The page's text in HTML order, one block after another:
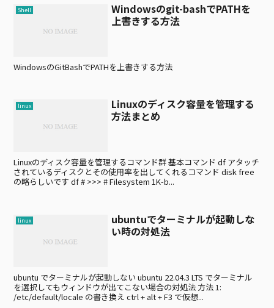
Shell
Windowsのgit-bashでPATHを
上書きする方法
WindowsのGitBashでPATHを上書きする方法
linux
Linuxのディスク容量を管理する
方法まとめ
Linuxのディスク容量を管理するコマンド群 基本コマンド df アタッチ
されているディスクとその使用率を出してくれるコマンド disk free
の略らしいです df # >>> # Filesystem 1K-b...
linux
ubuntuでターミナルが起動しな
い時の対処法
ubuntu でターミナルが起動しない ubuntu 22.04.3 LTS でターミナル
を選択してもウィンドウが出てこない場合の対処法 方法 1:
/etc/default/locale の書き換え ctrl + alt + F3 で仮想...